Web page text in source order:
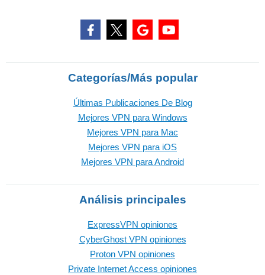
Categorías/Más popular
Últimas Publicaciones De Blog
Mejores VPN para Windows
Mejores VPN para Mac
Mejores VPN para iOS
Mejores VPN para Android
Análisis principales
ExpressVPN opiniones
CyberGhost VPN opiniones
Proton VPN opiniones
Private Internet Access opiniones